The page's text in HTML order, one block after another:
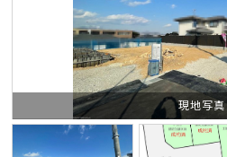
現地写真